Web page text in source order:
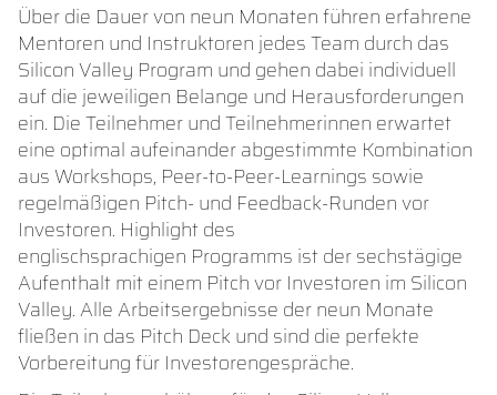
Über die Dauer von neun Monaten führen erfahrene
Mentoren und Instruktoren jedes Team durch das
Silicon Valley Program und gehen dabei individuell
auf die jeweiligen Belange und Herausforderungen
ein. Die Teilnehmer und Teilnehmerinnen erwartet
eine optimal aufeinander abgestimmte Kombination
aus Workshops, Peer-to-Peer-Learnings sowie
regelmäßigen Pitch- und Feedback-Runden vor
Investoren. Highlight des
englischsprachigen Programms ist der sechstägige
Aufenthalt mit einem Pitch vor Investoren im Silicon
Valley. Alle Arbeitsergebnisse der neun Monate
fließen in das Pitch Deck und sind die perfekte
Vorbereitung für Investorengespräche.